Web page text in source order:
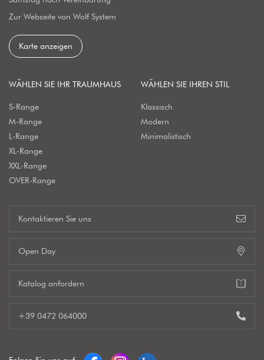
Zur Webseite von Wolf System
Karte anzeigen
WÄHLEN SIE IHR TRAUMHAUS
S-Range
M-Range
L-Range
XL-Range
XXL-Range
OVER-Range
WÄHLEN SIE IHREN STIL
Klassisch
Modern
Minimalistisch
Kontaktieren Sie uns
Open Day
Katalog anfordern
+39 0472 064000